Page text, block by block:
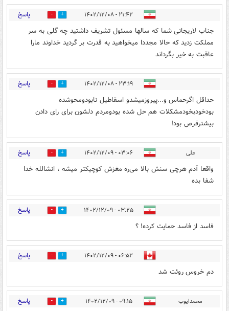
۲۱:۴۲ - ۱۴۰۲/۱۲/۰۸ 0 پاسخ
جناب لاریجانی شما ‌که سالها مسئول تشریف داشتید چه گلی به سر
مملکت زدید که حالا مجددا میخواهید به قدرت بر گردید خداوند مارا
عاقبت به خیر بگرداند
۲۳:۱۹ - ۱۴۰۲/۱۲/۰۸ 0 پاسخ
حداقل اگرحماس و...پیروزمیشدو اسقاطیل نابودومحوشده
بودخودبخودمشکلات هم حل شده بودومردم دلشون برای رای دادن
بیشترقرص بود!
علی ۰۳:۰۶ - ۱۴۰۲/۱۲/۰۹ 3 پاسخ
واقعا آدم هرچی سنش بالا می‌ره مغزش کوچیکتر میشه ، انشالله خدا
شفا بده
۰۳:۲۵ - ۱۴۰۲/۱۲/۰۹ 3 پاسخ
فاسد از فاسد حمایت کرده! ؟
۰۶:۵۲ - ۱۴۰۲/۱۲/۰۹ 1 پاسخ
دم خروس روئت شد
محمدایوب ۰۹:۱۵ - ۱۴۰۲/۱۲/۰۹ 1 پاسخ